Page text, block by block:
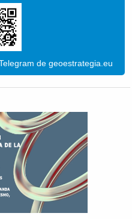
de geoestrategia.eu